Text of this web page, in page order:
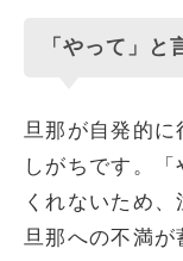
「やって」
旦那が自発的に
しがちです。
くれないため、
旦那への不満が